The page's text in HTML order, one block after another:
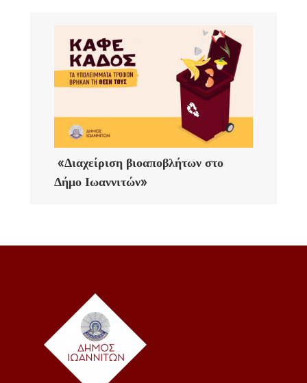
«Διαχείριση βιοαποβλήτων στο
Δήμο Ιωαννιτών»